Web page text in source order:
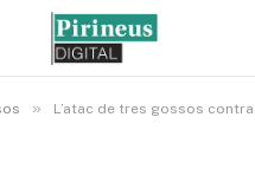
» L’atac de tres gossos contra una veïna d’Arfa acaba amb una denúncia del